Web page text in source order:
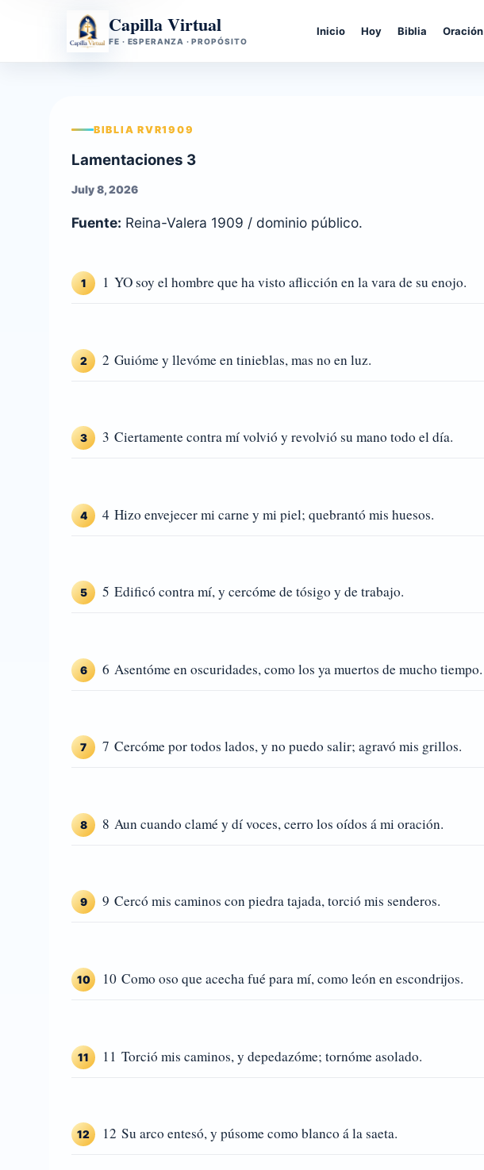
Capilla Virtual
FE · ESPERANZA · PROPÓSITO
Inicio Hoy Biblia Oración
BIBLIA RVR1909
Lamentaciones 3
July 8, 2026
Fuente: Reina-Valera 1909 / dominio público.
1 1 YO soy el hombre que ha visto aflicción en la vara de su enojo.
2 2 Guióme y llevóme en tinieblas, mas no en luz.
3 3 Ciertamente contra mí volvió y revolvió su mano todo el día.
4 4 Hizo envejecer mi carne y mi piel; quebrantó mis huesos.
5 5 Edificó contra mí, y cercóme de tósigo y de trabajo.
6 6 Asentóme en oscuridades, como los ya muertos de mucho tiempo.
7 7 Cercóme por todos lados, y no puedo salir; agravó mis grillos.
8 8 Aun cuando clamé y dí voces, cerro los oídos á mi oración.
9 9 Cercó mis caminos con piedra tajada, torció mis senderos.
10 10 Como oso que acecha fué para mí, como león en escondrijos.
11 11 Torció mis caminos, y depedazóme; tornóme asolado.
12 12 Su arco entesó, y púsome como blanco á la saeta.